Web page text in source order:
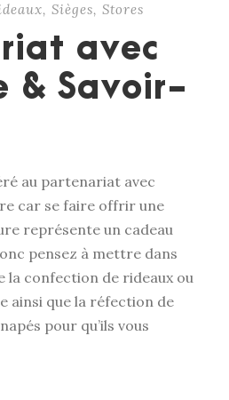
, Sièges, Stores
avec
& Savoir-
au partenariat avec
car se faire offrir une
représente un cadeau
pensez à mettre dans
la confection de rideaux ou
ainsi que la réfection de
pour qu’ils vous